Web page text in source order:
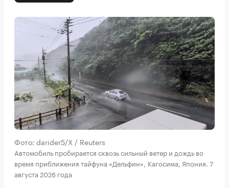
Фото: darider5/X / Reuters
Автомобиль пробирается сквозь сильный ветер и дождь во
время приближения тайфуна «Дельфин», Кагосима, Япония. 7
августа 2026 года